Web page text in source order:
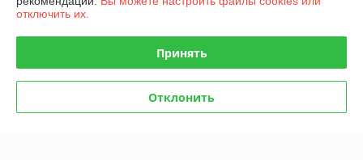
Контакты
отключить их.
Принять
Отклонить